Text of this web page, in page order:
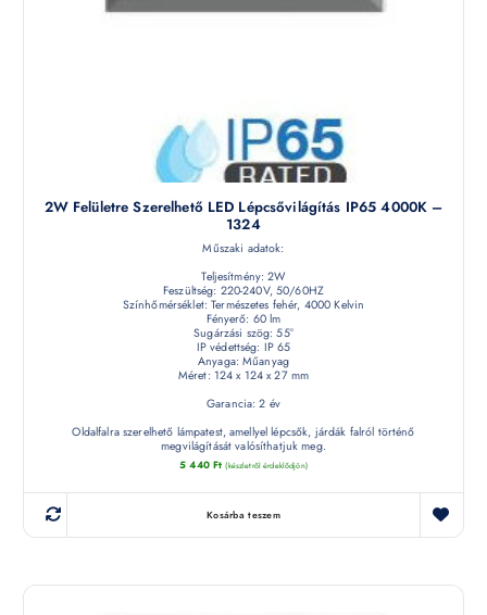
2W Felületre Szerelhető LED Lépcsővilágítás IP65 4000K –
1324
Műszaki adatok:
Teljesítmény: 2W
Feszültség: 220-240V, 50/60HZ
Színhőmérséklet: Természetes fehér, 4000 Kelvin
Fényerő: 60 lm
Sugárzási szög: 55°
IP védettség: IP 65
Anyaga: Műanyag
Méret: 124 x 124 x 27 mm
Garancia: 2 év
Oldalfalra szerelhető lámpatest, amellyel lépcsők, járdák falról történő
megvilágítását valósíthatjuk meg.
5 440 Ft (készletről érdeklődjön)
Kosárba teszem